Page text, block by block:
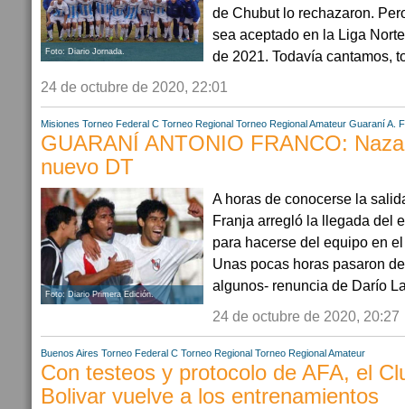
Foto: Diario Jornada.
de Chubut lo rechazaron.
sea aceptado en la Liga
de 2021. Todavía cantamos,
24 de octubre de 2020, 22:01
Misiones Torneo Federal C Torneo Regional Torneo Regional Amateur Guaraní A.
GUARANÍ ANTONIO FRANCO:
nuevo DT
Foto: Diario Primera Edición.
A horas de conocerse la
Franja arregló la llegada del
para hacerse del equipo en
Unas pocas horas pasaron
algunos- renuncia de Darío
24 de octubre de 2020, 20:27
Buenos Aires Torneo Federal C Torneo Regional Torneo Regional Amateur
Con testeos y protocolo de AFA, el
Bolivar vuelve a los entrenamientos